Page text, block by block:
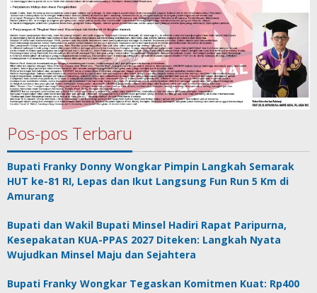
Pos-pos Terbaru
Bupati Franky Donny Wongkar Pimpin Langkah Semarak
HUT ke-81 RI, Lepas dan Ikut Langsung Fun Run 5 Km di
Amurang
Bupati dan Wakil Bupati Minsel Hadiri Rapat Paripurna,
Kesepakatan KUA-PPAS 2027 Diteken: Langkah Nyata
Wujudkan Minsel Maju dan Sejahtera
Bupati Franky Wongkar Tegaskan Komitmen Kuat: Rp400